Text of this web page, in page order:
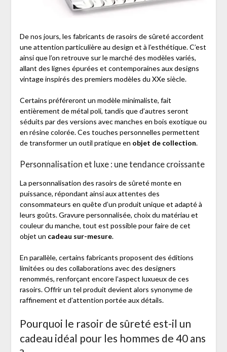
De nos jours, les fabricants de rasoirs de sûreté accordent
une attention particulière au design et à l’esthétique. C’est
ainsi que l’on retrouve sur le marché des modèles variés,
allant des lignes épurées et contemporaines aux designs
vintage inspirés des premiers modèles du XXe siècle.
Certains préféreront un modèle minimaliste, fait
entièrement de métal poli, tandis que d’autres seront
séduits par des versions avec manches en bois exotique ou
en résine colorée. Ces touches personnelles permettent
de transformer un outil pratique en objet de collection.
Personnalisation et luxe : une tendance croissante
La personnalisation des rasoirs de sûreté monte en
puissance, répondant ainsi aux attentes des
consommateurs en quête d’un produit unique et adapté à
leurs goûts. Gravure personnalisée, choix du matériau et
couleur du manche, tout est possible pour faire de cet
objet un cadeau sur-mesure.
En parallèle, certains fabricants proposent des éditions
limitées ou des collaborations avec des designers
renommés, renforçant encore l’aspect luxueux de ces
rasoirs. Offrir un tel produit devient alors synonyme de
raffinement et d’attention portée aux détails.
Pourquoi le rasoir de sûreté est-il un
cadeau idéal pour les hommes de 40 ans